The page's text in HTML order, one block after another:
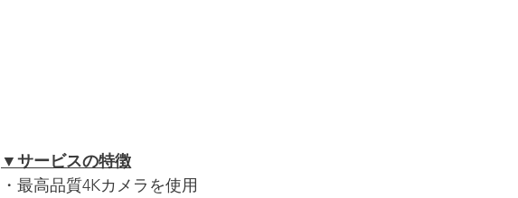
▼サービスの特徴
・最高品質4Kカメラを使用